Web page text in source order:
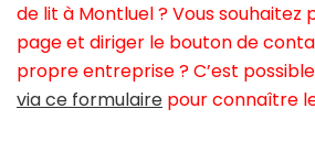
de lit à Montluel ? Vous
page et diriger le bouton de
propre entreprise ? C’est
via ce formulaire pour connaître